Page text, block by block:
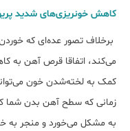
کاهش خونریزی‌های شدید
برخلاف تصور عده‌ای که
کمک به لخته‌شدن خون
زمانی که سطح آهن بدن شما
به مشکل می‌خورد و منجر به